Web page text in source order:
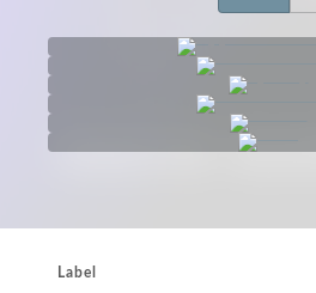
Label